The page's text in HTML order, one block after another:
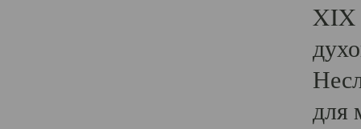
XIX
для